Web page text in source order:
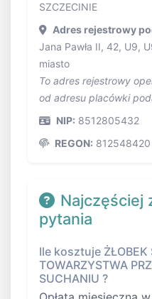
SZCZECINIE
Adres rejestrowy
Jana Pawła II, 42, U9,
miasto
To adres rejestrowy
od adresu placówki
NIP: 8512805432
REGON: 812548420
Najczęściej
pytania
Ile kosztuje ŻŁOBEK
TOWARZYSTWA
SUCHANIU ?